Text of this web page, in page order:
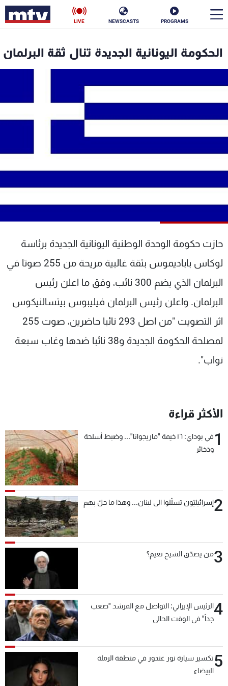
PROGRAMS
NEWSCASTS
LIVE
الحكومة اليونانية الجديدة تنال ثقة البرلمان
حازت حكومة الوحدة الوطنية اليونانية الجديدة برئاسة
لوكاس باباديموس بثقة غالبية مريحة من 255 صوتا في
البرلمان الذي يضم 300 نائب، وفق ما اعلن رئيس
البرلمان. واعلن رئيس البرلمان فيليبوس بيتسالنيكوس
اثر التصويت "من اصل 293 نائبا حاضرين، صوت 255
لمصلحة الحكومة الجديدة و38 نائبا ضدها وغاب سبعة
نواب".
الأكثر قراءة
1
في بوداي: ١٦ خيمة "ماريجوانا"... وضبط أسلحة
وذخائر
2إسرائيليّون تسلّلوا الى لبنان... وهذا ما حلّ بهم
3من يصدّق الشيخ نعيم؟
4الرئيس الإيراني: التواصل مع المرشد "صعب
جداً" في الوقت الحالي
5تكسير سيارة نور غندور في منطقة الرملة
البيضاء
الأخبار
إقتصاد فن
منوعات رياضة
جدول البرامج
شاهد البرامج
عن MTV
الإنـتـاج
لاعلاناتكم
وظائف
تواصل معنا
شروط الإسـتخدام
سياسة الخصوصية